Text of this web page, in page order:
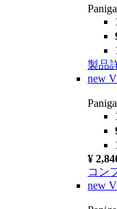
製品
new
¥
コン
new